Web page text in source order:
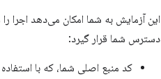
دسترس شما قرار گیرد:
کد منبع اصلی شما، که با